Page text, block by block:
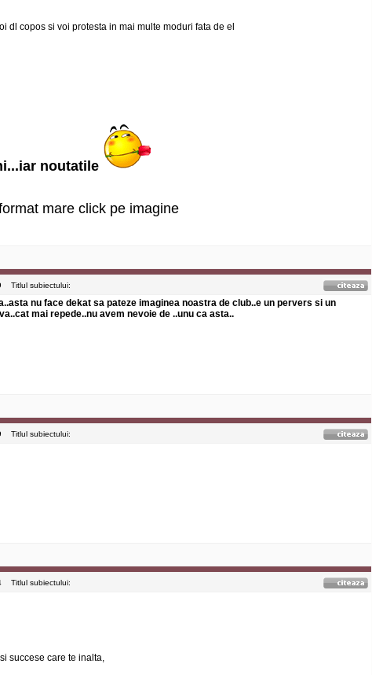
dl copos si voi protesta in mai multe moduri fata de el
noutatile
mare click pe imagine
Titlul subiectului:
nu face dekat sa pateze imaginea noastra de club..e un pervers si un
mai repede..nu avem nevoie de ..unu ca asta..
Titlul subiectului:
Titlul subiectului:
succese care te inalta,